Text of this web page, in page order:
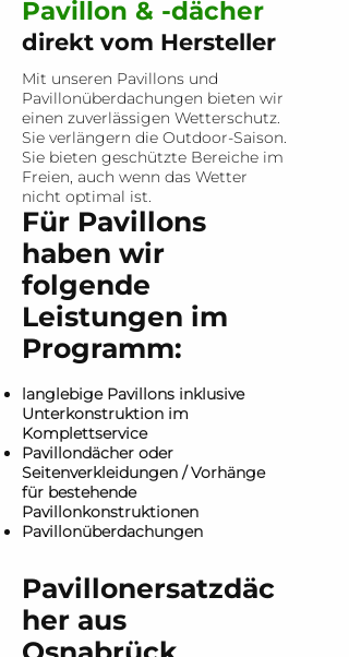
Pavillon & -dächer
direkt vom Hersteller
Mit unseren Pavillons und
Pavillonüberdachungen bieten wir
einen zuverlässigen Wetterschutz.
Sie verlängern die Outdoor-Saison.
Sie bieten geschützte Bereiche im
Freien, auch wenn das Wetter
nicht optimal ist.
Für Pavillons
haben wir
folgende
Leistungen im
Programm:
langlebige Pavillons inklusive
Unterkonstruktion im
Komplettservice
Pavillondächer oder
Seitenverkleidungen / Vorhänge
für bestehende
Pavillonkonstruktionen
Pavillonüberdachungen
Pavillonersatzdäc
her aus